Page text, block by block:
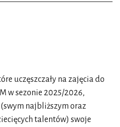
uczęszczały na zajęcia do
w sezonie 2025/2026,
najbliższym oraz
talentów) swoje